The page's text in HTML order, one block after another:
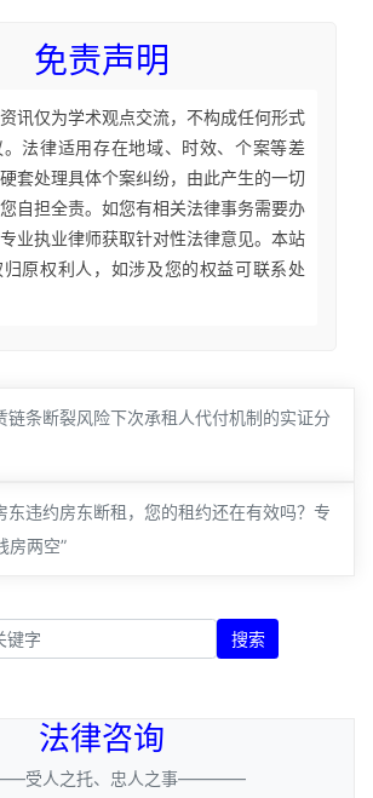
免责声明
讯仅为学术观点交流，不构成任何形式
法律适用存在地域、时效、个案等差
套处理具体个案纠纷，由此产生的一切
自担全责。如您有相关法律事务需要办
业执业律师获取针对性法律意见。本站
原权利人，如涉及您的权益可联系处
链条断裂风险下次承租人代付机制的实证分
东违约房东断租，您的租约还在有效吗？专
房两空”
搜索
法律咨询
受人之托、忠人之事————